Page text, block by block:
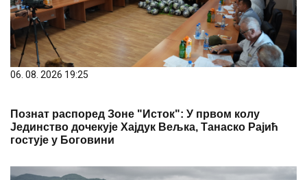
06. 08. 2026 19:25
Познат распоред Зоне "Исток": У првом колу
Јединство дочекује Хајдук Вељка, Танаско Рајић
гостује у Боговини